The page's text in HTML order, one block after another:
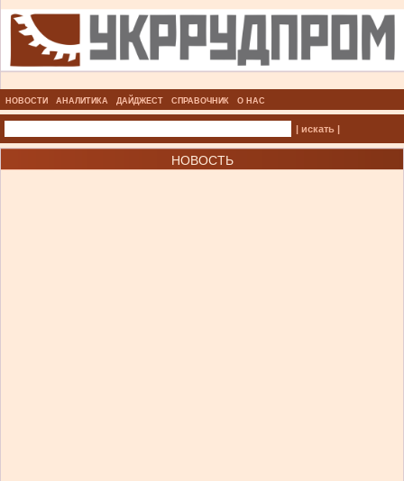
НОВОСТИ АНАЛИТИКА ДАЙДЖЕСТ СПРАВОЧНИК О НАС
| искать |
НОВОСТЬ